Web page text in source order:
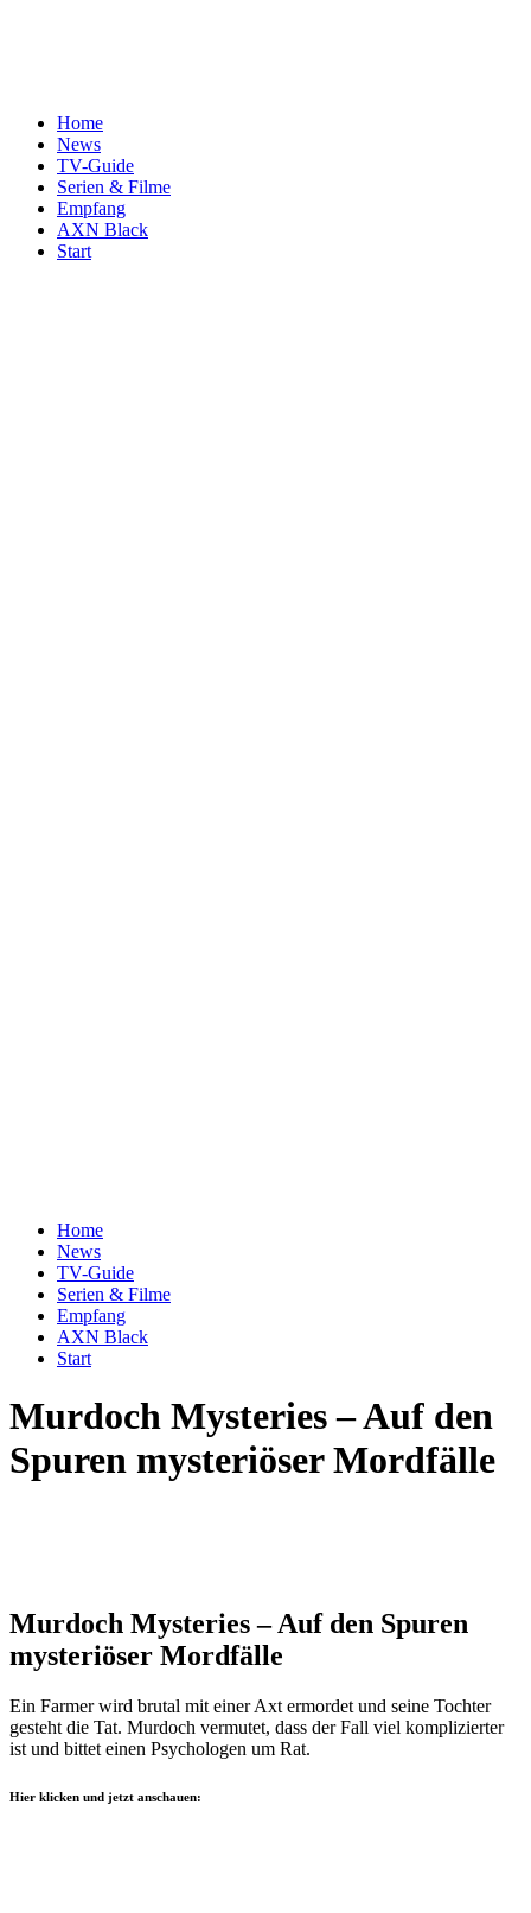
Home
News
TV-Guide
Serien & Filme
Empfang
AXN Black
Start
Home
News
TV-Guide
Serien & Filme
Empfang
AXN Black
Start
Murdoch Mysteries – Auf den
Spuren mysteriöser Mordfälle
Murdoch Mysteries – Auf den Spuren
mysteriöser Mordfälle
Ein Farmer wird brutal mit einer Axt ermordet und seine Tochter
gesteht die Tat. Murdoch vermutet, dass der Fall viel komplizierter
ist und bittet einen Psychologen um Rat.
Hier klicken und jetzt anschauen: